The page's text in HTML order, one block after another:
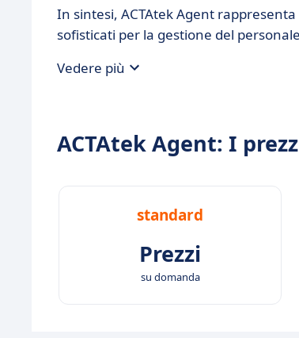
In sintesi, ACTAtek Agent
sofisticati per la gestione del
Vedere più
ACTAtek Agent: I
standard
Prezzi
su domanda